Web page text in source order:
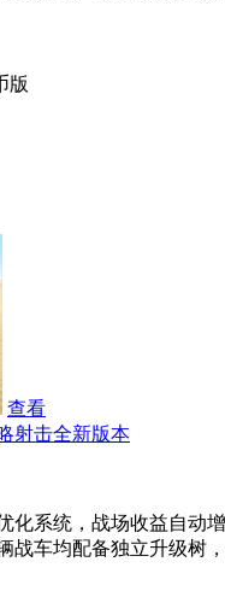
版
查看
射击全新版本
化系统，战场收益自动
战车均配备独立升级树